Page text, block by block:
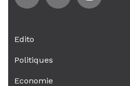
Edito
Politiques
Economie